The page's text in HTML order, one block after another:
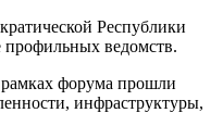
Республики
профильных ведомств.
форума прошли
инфраструктуры,